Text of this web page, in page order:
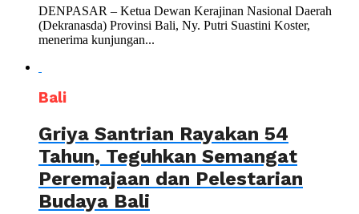
DENPASAR – Ketua Dewan Kerajinan Nasional Daerah
(Dekranasda) Provinsi Bali, Ny. Putri Suastini Koster,
menerima kunjungan...
Bali
Griya Santrian Rayakan 54
Tahun, Teguhkan Semangat
Peremajaan dan Pelestarian
Budaya Bali